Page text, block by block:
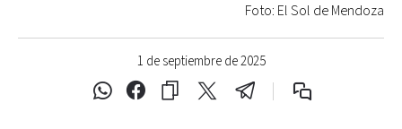
1 de septiembre de 2025
Foto: El Sol de Mendoza